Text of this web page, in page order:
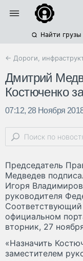
Найти грузы
← Дороги,
Дмитрий
Костюченко
07:12, 28 Ноября
Председатель
Медведев
Игоря
руководителя
Соответствующий
официальном
вторник, 27
«Назначить
заместителем